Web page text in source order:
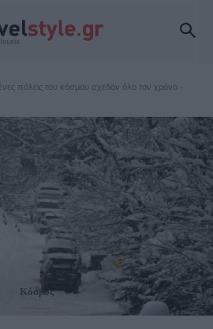
πόλεις του κόσμου σχεδόν όλο τον χρόνο -
Κόσμος